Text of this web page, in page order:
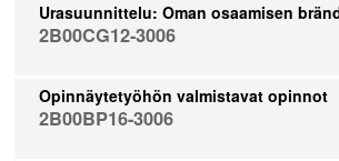
Urasuunnittelu: Oman osaamisen
2B00CG12-3006
Opinnäytetyöhön valmistavat opinnot
2B00BP16-3006